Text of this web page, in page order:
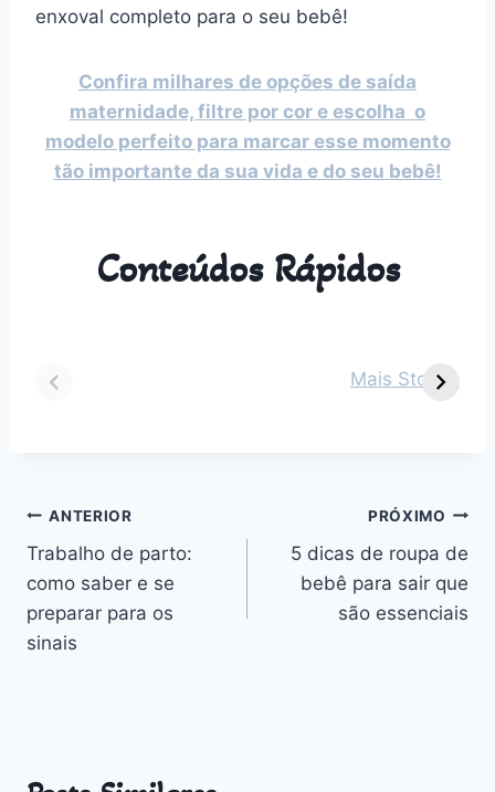
enxoval completo para o seu bebê!
Confira milhares de opções de saída
maternidade, filtre por cor e escolha o
modelo perfeito para marcar esse momento
tão importante da sua vida e do seu bebê!
Conteúdos Rápidos
Mais Stories
seu bebê de 2
sobre Parto
Navegação
de
Post
ANTERIOR
Trabalho de parto:
como saber e se
preparar para os
sinais
PRÓXIMO
5 dicas de roupa de
bebê para sair que
são essenciais